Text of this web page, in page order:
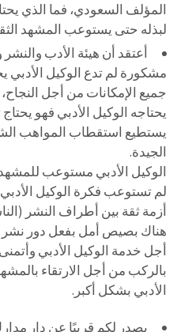
المؤلف السعودي، فما الذي
لبذله حتى يستوعب المشهد
أعتقد أن هيئة الأدب والنشر
مشكورة لم تدع الوكيل الأدبي
جميع الإمكانات من أجل
يحتاجه الوكيل الأدبي فهو
يستطيع استقطاب المواهب
الجيدة.
الوكيل الأدبي مستوعب
لم تستوعب فكرة الوكيل
أزمة ثقة بين أطراف النشر
هناك بصيص أمل بفعل دور
أجل خدمة الوكيل الأدبي
بالركب من أجل الارتقاء
الأدبي بشكل أكبر.
يصدر لكم قريبًا عن دار